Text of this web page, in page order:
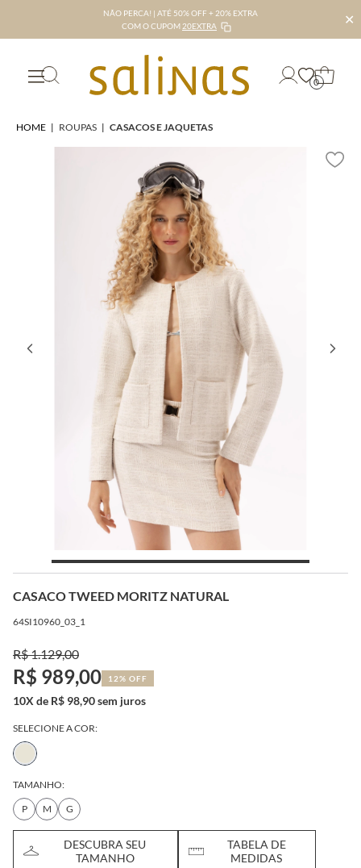
NÃO PERCA! | ATÉ 50% OFF + 20% EXTRA
COM O CUPOM 20EXTRA ✕
0
HOME | ROUPAS | CASACOS E JAQUETAS
CASACO TWEED MORITZ NATURAL
64SI10960_03_1
R$ 1.129,00
R$ 989,00 12% OFF
10X de R$ 98,90 sem juros
SELECIONE A COR:
TAMANHO:
P
M G
DESCUBRA SEU
TAMANHO
TABELA DE
MEDIDAS